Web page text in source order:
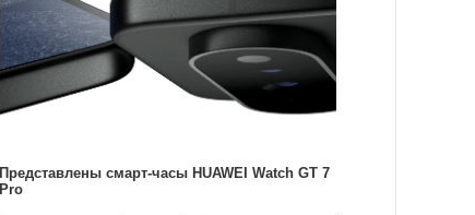
Представлены смарт-часы HUAWEI Watch GT 7
Pro